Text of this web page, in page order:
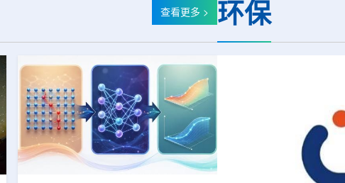
了此前分布在拉斯维加斯谷多个地点
疗服务。根据介绍，诊所服务范围包
括成人及...
相关业务通常与放射性药物制备、分
子影像和核医学诊断应用密切相关。
入商业生产前的最后阶段，预计将在
2026年下半年交...
查看更多 > 环保